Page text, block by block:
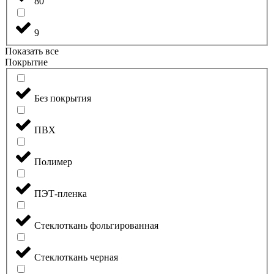
9
Показать все
Покрытие
Без покрытия
ПВХ
Полимер
ПЭТ-пленка
Стеклоткань фольгированная
Стеклоткань черная